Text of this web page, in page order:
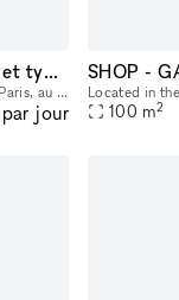
Charmant appartement cosy et typiquement parisien
Situé dans le 3ème arrondissement de Paris, au coeur du Marais, cet appartement est loué en option supplémentaire de la boutique en-dessous. 1er étage avec ascenseur. 63 m2, parquet en chêne massif,
par jour 100 m2